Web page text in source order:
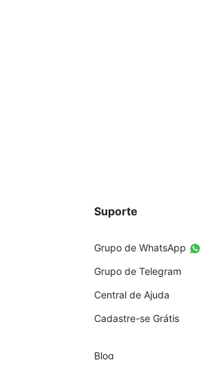
Suporte
Grupo de WhatsApp
Grupo de Telegram
Central de Ajuda
Cadastre-se Grátis
Blog